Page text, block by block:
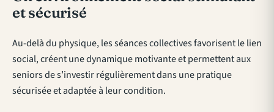
et sécurisé
Au-delà du physique, les séances collectives favorisent le lien
social, créent une dynamique motivante et permettent aux
seniors de s’investir régulièrement dans une pratique
sécurisée et adaptée à leur condition.